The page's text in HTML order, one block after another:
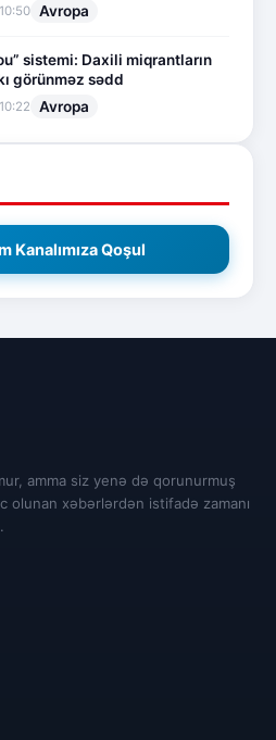
Avropa
sistemi: Daxili miqrantların
görünməz sədd
Avropa
Kanalımıza Qoşul
amma siz yenə də qorunurmuş
olunan xəbərlərdən istifadə zamanı